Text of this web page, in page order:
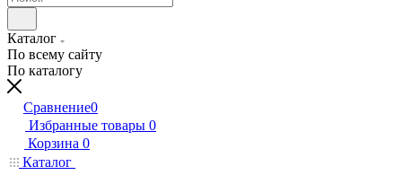
Каталог
По всему сайту
По каталогу
Сравнение0
Избранные товары 0
Корзина 0
Каталог